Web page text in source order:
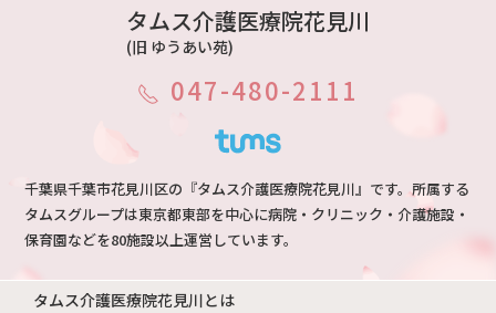
タムス介護医療院花見川
(旧 ゆうあい苑)
047-480-2111
千葉県千葉市花見川区の『タムス介護医療院花見川』です。所属する
タムスグループは東京都東部を中心に病院・クリニック・介護施設・
保育園などを80施設以上運営しています。
タムス介護医療院花見川とは